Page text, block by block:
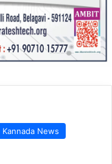
Kannada News